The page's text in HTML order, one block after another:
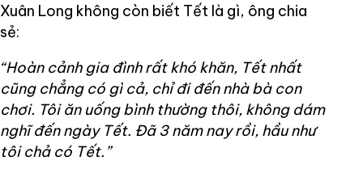
Xuân Long không còn biết Tết là gì, ông chia
sẻ:
“Hoàn cảnh gia đình rất khó khăn, Tết nhất
cũng chẳng có gì cả, chỉ đi đến nhà bà con
chơi. Tôi ăn uống bình thường thôi, không dám
nghĩ đến ngày Tết. Đã 3 năm nay rồi, hầu như
tôi chả có Tết.”